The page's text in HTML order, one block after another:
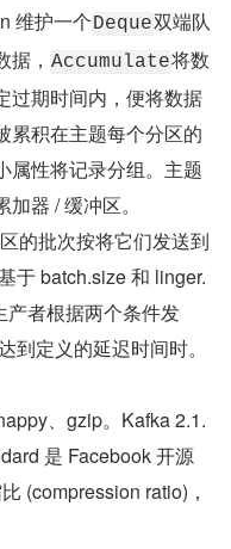
维护一个Deque双端队
， Accumulate将数
过期时间内，便将数据
累积在主题每个分区的
属性将记录分组。主题
器 / 缓冲区。
的批次按将它们发送到
于 batch.size 和 linger.
产者根据两个条件发
到定义的延迟时间时。
、gzip。Kafka 2.1.
是 Facebook 开源
(compression ratio)，